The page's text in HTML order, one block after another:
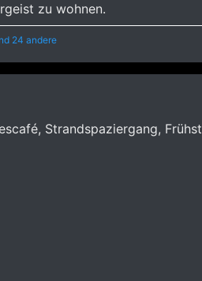
zu wohnen.
24 andere
Strandspaziergang,